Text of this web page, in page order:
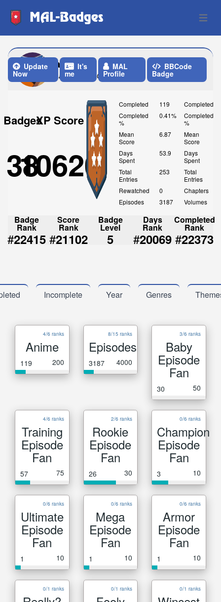
MAL-Badges Open
aluqis
Last Update: One Week ago
Update
Now
It's
me
MAL
Profile
BBCode
Badge
Badges
38
XP Score
10620
Completed
119
Completed
%
0.41%
Mean
Score
6.87
Days
Spent
53.9
Total
Entries
253
Rewatched
0
Episodes
3187
Completed
Completed
%
Mean
Score
Days
Spent
Total
Entries
Chapters
Volumes
Badge
Rank
#22415
Score
Rank
#21102
Badge
Level
5
Days
Rank
#20069
Completed
Rank
#22373
Incomplete Year Genres
4/6 ranks
Anime
119 200
8/15 ranks
Episodes
3187 4000
3/6 ranks
Baby
Episode
Fan
30 50
4/6 ranks
Training
Episode
Fan
57 75
2/6 ranks
Rookie
Episode
Fan
26 30
0/6 ranks
Champion
Episode
Fan
3 10
0/6 ranks
Ultimate
Episode
Fan
1 10
0/6 ranks
Mega
Episode
Fan
1 10
0/6 ranks
Armor
Episode
Fan
1 10
0/1 ranks 0/1 ranks 0/1 ranks